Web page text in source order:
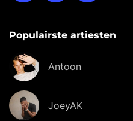
Populairste artiesten
Antoon
JoeyAK